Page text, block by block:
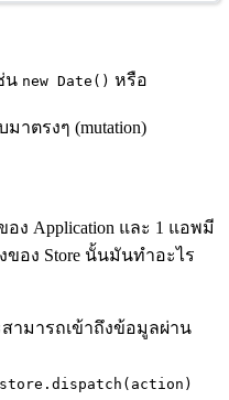
น new Date() หรือ
มาตรงๆ (mutation)
ของ Application และ 1 แอพมี
ของ Store นั้นมันทำอะไร
สามารถเข้าถึงข้อมูลผ่าน
store.dispatch(action)